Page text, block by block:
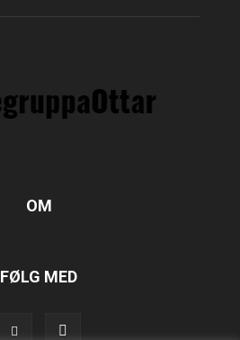
OM
FØLG MED